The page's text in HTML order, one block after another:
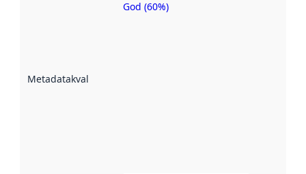
Metadatakvalitet
Metadatakvalitet
God (60%)